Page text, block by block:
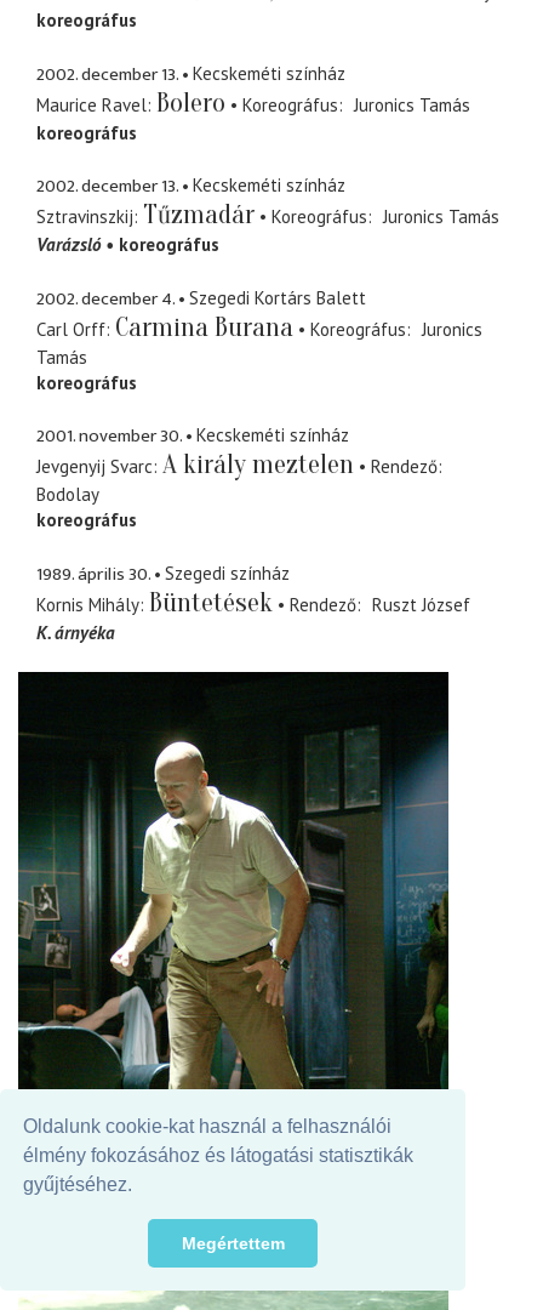
Oldalunk cookie-kat használ a felhasználói
élmény fokozásához és látogatási statisztikák
gyűjtéséhez.
Megértettem
koreográfus
2002. december 13.
Kecskeméti színház
Maurice Ravel Bolero Koreográfus
Juronics Tamás
koreográfus
2002. december 13.
Kecskeméti színház
Sztravinszkij Tűzmadár Koreográfus
Juronics Tamás
Varázsló
koreográfus
2002. december 4.
Szegedi Kortárs Balett
Carl Orff Carmina Burana Koreográfus
Juronics
Tamás
koreográfus
2001. november 30.
Kecskeméti színház
Jevgenyij Svarc A király meztelen
Rendező
Bodolay
koreográfus
1989. április 30.
Szegedi színház
Kornis Mihály Büntetések Rendező
Ruszt József
K. árnyéka